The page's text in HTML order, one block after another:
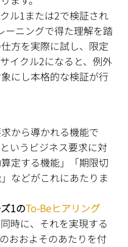
ル1または2で検証され
ーニングで得た理解を踏
方を実際に試し、限定
イクル2になると、例外
にし本格的な検証が行
から導かれる機能で
いうビジネス要求に対
定する機能」「期限切
などがこれにあたりま
1のTo-Beヒアリング
時に、それを実現する
おおよそのあたりを付